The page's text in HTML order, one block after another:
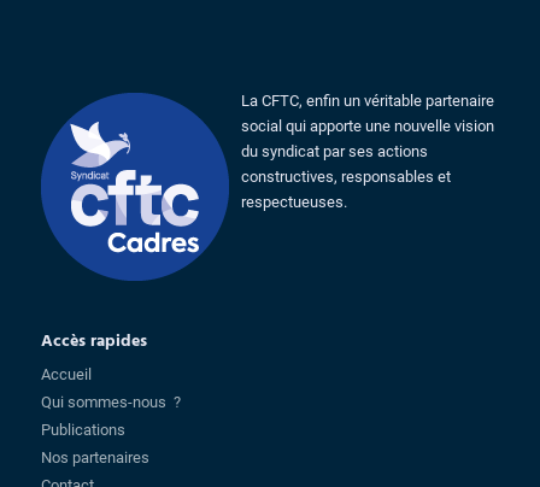
La CFTC, enfin un véritable partenaire
social qui apporte une nouvelle vision
du syndicat par ses actions
constructives, responsables et
respectueuses.
Accès rapides
Accueil
Qui sommes-nous ?
Publications
Nos partenaires